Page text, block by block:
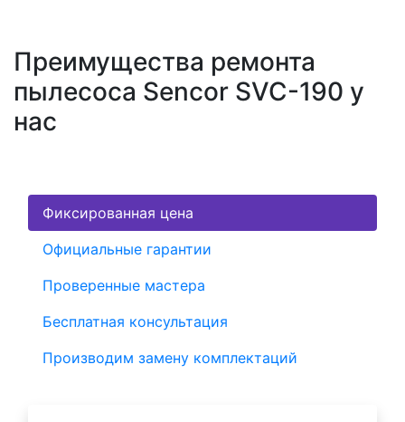
Преимущества ремонта
пылесоса Sencor SVC-190 у
нас
Фиксированная цена
Официальные гарантии
Проверенные мастера
Бесплатная консультация
Производим замену комплектаций